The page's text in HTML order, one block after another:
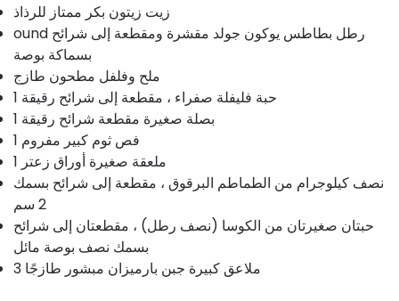
زيت زيتون بكر ممتاز للرذاذ
ound رطل بطاطس يوكون جولد مقشرة ومقطعة إلى شرائح
بسماكة بوصة
ملح وفلفل مطحون طازج
1 حبة فليفلة صفراء ، مقطعة إلى شرائح رقيقة
1 بصلة صغيرة مقطعة شرائح رقيقة
1 فص ثوم كبير مفروم
1 ملعقة صغيرة أوراق زعتر
نصف كيلوجرام من الطماطم البرقوق ، مقطعة إلى شرائح بسمك
2 سم
حبتان صغيرتان من الكوسا (نصف رطل) ، مقطعتان إلى شرائح
بسمك نصف بوصة مائل
3 ملاعق كبيرة جبن بارميزان مبشور طازجًا